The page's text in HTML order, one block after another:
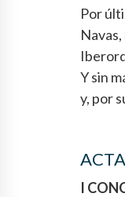
Por
Y sin
y, por
I